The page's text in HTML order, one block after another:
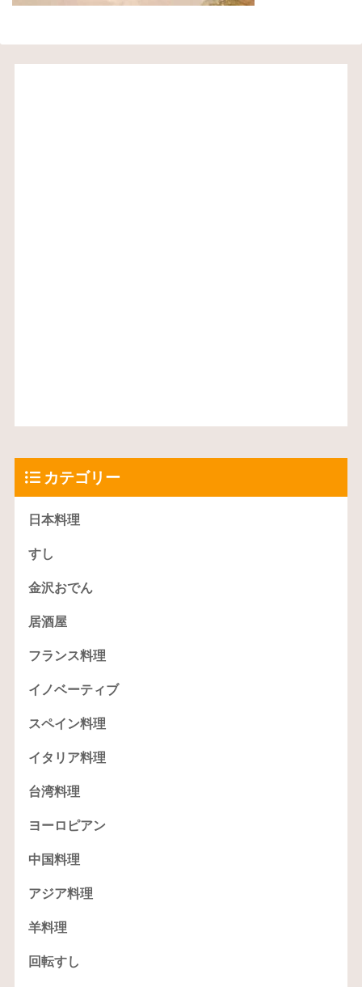
カテゴリー
日本料理
すし
金沢おでん
居酒屋
フランス料理
イノベーティブ
スペイン料理
イタリア料理
台湾料理
ヨーロピアン
中国料理
アジア料理
羊料理
回転すし